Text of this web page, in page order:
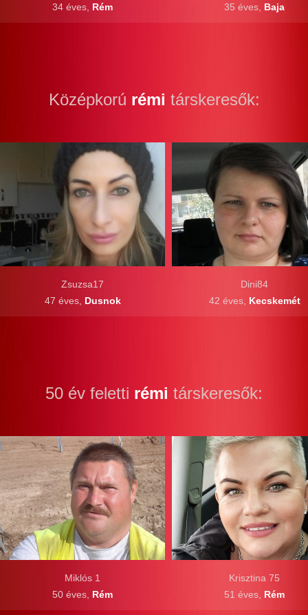
35 éves, Baja
34 éves, Rém
Középkorú rémi társkeresők:
Zsuzsa17
47 éves, Dusnok
Dini84
42 éves, Kecskemét
50 év feletti rémi társkeresők:
Krisztina 75
51 éves, Rém
Miklós 1
50 éves, Rém